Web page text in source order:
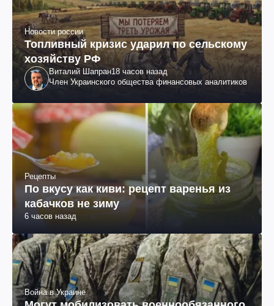
Новости россии
Топливный кризис ударил по сельскому
хозяйству РФ
Виталий Шапран18 часов назад
Член Украинского общества финансовых аналитиков
Рецепты
По вкусу как киви: рецепт варенья из
кабачков не зиму
6 часов назад
Война в Украине